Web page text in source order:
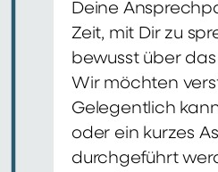
Deine
Zeit, mit Dir zu
bewusst über
Wir möchten
Gelegentlich
oder ein kurzes
durchgeführt